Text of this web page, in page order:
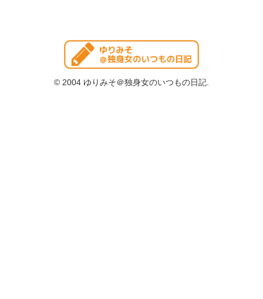
© 2004 ゆりみそ＠独身女のいつもの日記.